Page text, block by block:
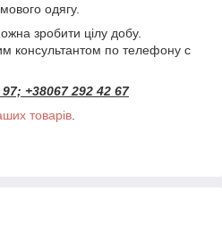
одягу.
зробити цілу добу.
консультантом по телефону с
+38067 292 42 67
товарів